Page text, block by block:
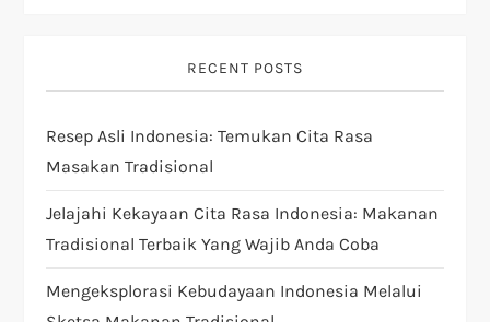
i
g
a
t
i
RECENT POSTS
Resep Asli Indonesia: Temukan Cita Rasa
Masakan Tradisional
Jelajahi Kekayaan Cita Rasa Indonesia: Makanan
Tradisional Terbaik Yang Wajib Anda Coba
Mengeksplorasi Kebudayaan Indonesia Melalui